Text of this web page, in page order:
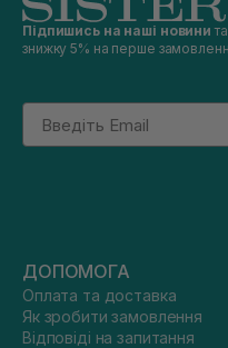
Підпишись на наші новини
знижку 5% на перше
Email
ДОПОМОГА
Оплата та доставка
Як зробити замовлення
Відповіді на запитання